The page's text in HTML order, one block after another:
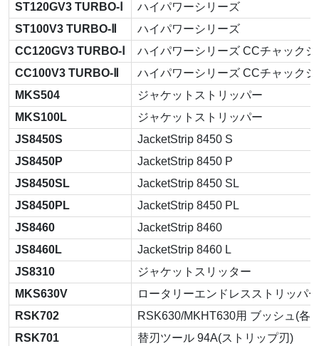
ST120GV3 TURBO-Ⅰ
ハイパワーシリーズ
ST100V3 TURBO-Ⅱ
ハイパワーシリーズ
CC120GV3 TURBO-Ⅰ
ハイパワーシリーズ CCチャック
CC100V3 TURBO-Ⅱ
ハイパワーシリーズ CCチャック
MKS504
ジャケットストリッパー
MKS100L
ジャケットストリッパー
JS8450S
JacketStrip 8450 S
JS8450P
JacketStrip 8450 P
JS8450SL
JacketStrip 8450 SL
JS8450PL
JacketStrip 8450 PL
JS8460
JacketStrip 8460
JS8460L
JacketStrip 8460 L
JS8310
ジャケットスリッター
MKS630V
ロータリーエンドレスストリッパー
RSK702
RSK630/MKHT630用 ブッシュ(各
RSK701
替刃ツール 94A(ストリップ刃)